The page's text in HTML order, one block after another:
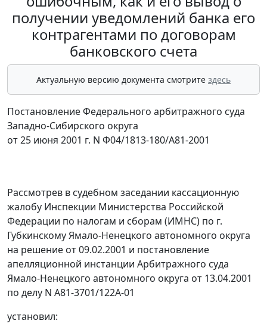
получении уведомлений банка его
контрагентами по договорам
банковского счета
Актуальную версию документа смотрите здесь
Постановление Федерального арбитражного суда
Западно-Сибирского округа
от 25 июня 2001 г. N Ф04/1813-180/А81-2001
Рассмотрев в судебном заседании кассационную
жалобу Инспекции Министерства Российской
Федерации по налогам и сборам (ИМНС) по г.
Губкинскому Ямало-Ненецкого автономного округа
на решение от 09.02.2001 и постановление
апелляционной инстанции Арбитражного суда
Ямало-Ненецкого автономного округа от 13.04.2001
по делу N А81-3701/122А-01
установил: